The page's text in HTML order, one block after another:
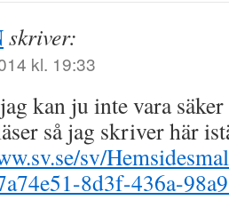
skriver:
kl. 19:33
kan ju inte vara
så jag skriver här
sv/
8d3f-436a-